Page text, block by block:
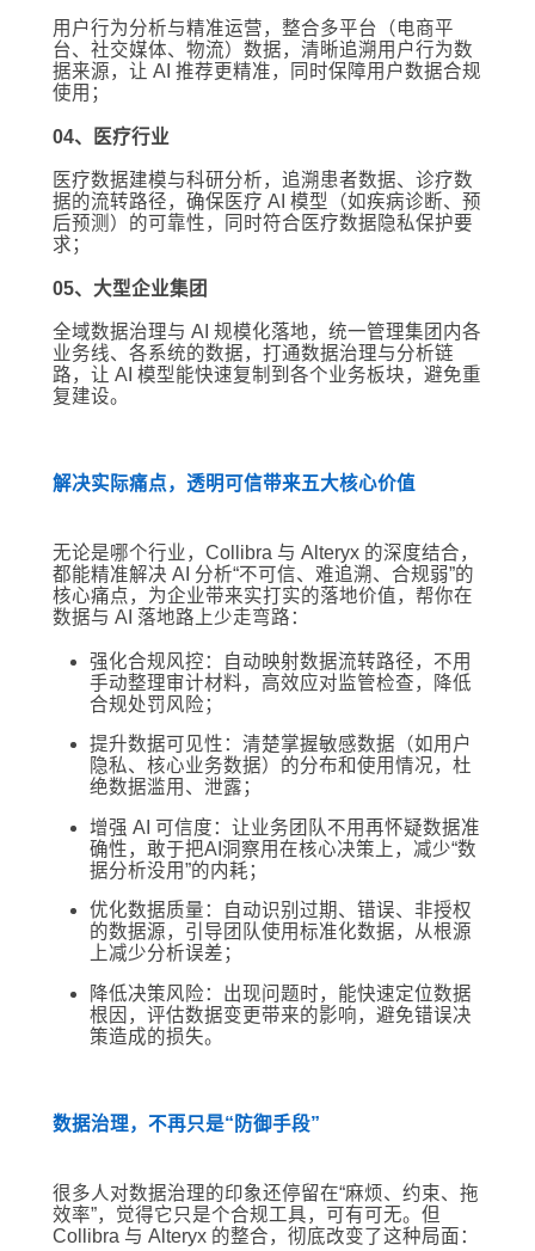
用户行为分析与精准运营，整合多平台（电商平
台、社交媒体、物流）数据，清晰追溯用户行为数
据来源，让 AI 推荐更精准，同时保障用户数据合规
使用；
04、医疗行业
医疗数据建模与科研分析，追溯患者数据、诊疗数
据的流转路径，确保医疗 AI 模型（如疾病诊断、预
后预测）的可靠性，同时符合医疗数据隐私保护要
求；
05、大型企业集团
全域数据治理与 AI 规模化落地，统一管理集团内各
业务线、各系统的数据，打通数据治理与分析链
路，让 AI 模型能快速复制到各个业务板块，避免重
复建设。
解决实际痛点，透明可信带来五大核心价值
无论是哪个行业，Collibra 与 Alteryx 的深度结合，
都能精准解决 AI 分析“不可信、难追溯、合规弱”的
核心痛点，为企业带来实打实的落地价值，帮你在
数据与 AI 落地路上少走弯路：
强化合规风控：自动映射数据流转路径，不用
手动整理审计材料，高效应对监管检查，降低
合规处罚风险；
提升数据可见性：清楚掌握敏感数据（如用户
隐私、核心业务数据）的分布和使用情况，杜
绝数据滥用、泄露；
增强 AI 可信度：让业务团队不用再怀疑数据准
确性，敢于把AI洞察用在核心决策上，减少“数
据分析没用”的内耗；
优化数据质量：自动识别过期、错误、非授权
的数据源，引导团队使用标准化数据，从根源
上减少分析误差；
降低决策风险：出现问题时，能快速定位数据
根因，评估数据变更带来的影响，避免错误决
策造成的损失。
数据治理，不再只是“防御手段”
很多人对数据治理的印象还停留在“麻烦、约束、拖
效率”，觉得它只是个合规工具，可有可无。但
Collibra 与 Alteryx 的整合，彻底改变了这种局面：